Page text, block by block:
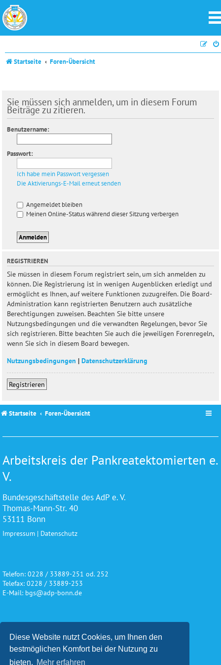
Diese Website nutzt Cookies, um Ihnen den
bestmöglichen Komfort bei der Nutzung zu
bieten. Mehr erfahren
Startseite Foren-Übersicht
Sie müssen sich anmelden, um in diesem Forum
Beiträge zu zitieren.
Benutzername:
Passwort:
Ich habe mein Passwort vergessen
Die Aktivierungs-E-Mail erneut senden
Angemeldet bleiben
Meinen Online-Status während dieser Sitzung verbergen
REGISTRIEREN
Sie müssen in diesem Forum registriert sein, um sich anmelden zu
können. Die Registrierung ist in wenigen Augenblicken erledigt und
ermöglicht es Ihnen, auf weitere Funktionen zuzugreifen. Die Board-
Administration kann registrierten Benutzern auch zusätzliche
Berechtigungen zuweisen. Beachten Sie bitte unsere
Nutzungsbedingungen und die verwandten Regelungen, bevor Sie
sich registrieren. Bitte beachten Sie auch die jeweiligen Forenregeln,
wenn Sie sich in diesem Board bewegen.
Nutzungsbedingungen | Datenschutzerklärung
Registrieren
Startseite Foren-Übersicht
Arbeitskreis der Pankreatektomierten e.
V.
Bundesgeschäftstelle des AdP e. V.
Thomas-Mann-Str. 40
53111 Bonn
Impressum | Datenschutz
Telefon: 0228 / 33889-251 od. 252
Telefax: 0228 / 33889-253
E-Mail: bgs@adp-bonn.de
Wir danken für die freundliche
Unterstützung und Förderung